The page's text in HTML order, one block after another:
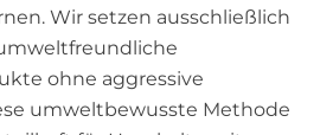
Wir setzen ausschließlich
ohne aggressive
umweltbewusste Methode